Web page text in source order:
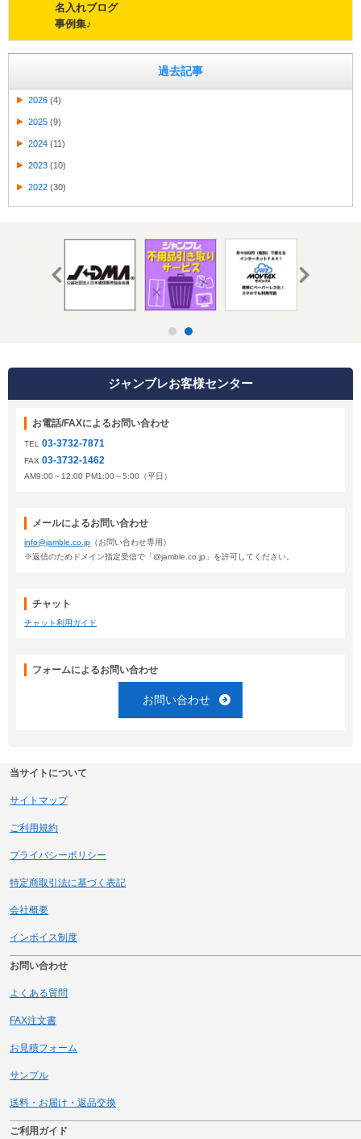
名入れブログ
事例集♪
過去記事
2026 (4)
2025 (9)
2024 (11)
2023 (10)
2022 (30)
ジャンブレお客様センター
お電話/FAXによるお問い合わせ
TEL 03-3732-7871
FAX 03-3732-1462
AM9:00～12:00 PM1:00～5:00（平日）
メールによるお問い合わせ
info@jamble.co.jp （お問い合わせ専用）
※返信のためドメイン指定受信で「@jamble.co.jp」を許可してください。
チャット
チャット利用ガイド
フォームによるお問い合わせ
お問い合わせ
当サイトについて
サイトマップ
ご利用規約
プライバシーポリシー
特定商取引法に基づく表記
会社概要
インボイス制度
お問い合わせ
よくある質問
FAX注文書
お見積フォーム
サンプル
送料・お届け・返品交換
ご利用ガイド